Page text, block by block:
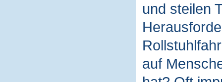
und steilen
auf